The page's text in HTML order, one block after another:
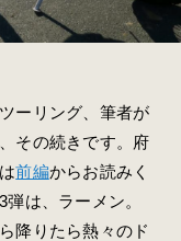
ーリング、筆者が
その続きです。府
前編からお読みく
は、ラーメン。
降りたら熱々のド